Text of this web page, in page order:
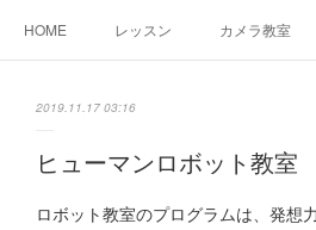
HOME レッスン カメラ教室
2019.11.17 03:16
ヒューマンロボット教室
ロボット教室のプログラムは、発想